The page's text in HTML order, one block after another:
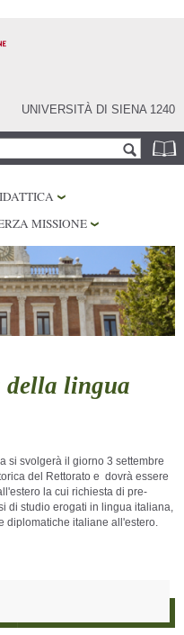
UNIVERSITÀ DI SIENA 1240
di ricerca
MISSIONE
della lingua
si svolgerà il giorno 3 settembre
del Rettorato e dovrà essere
la cui richiesta di pre-
di studio erogati in lingua italiana,
diplomatiche italiane all'estero.